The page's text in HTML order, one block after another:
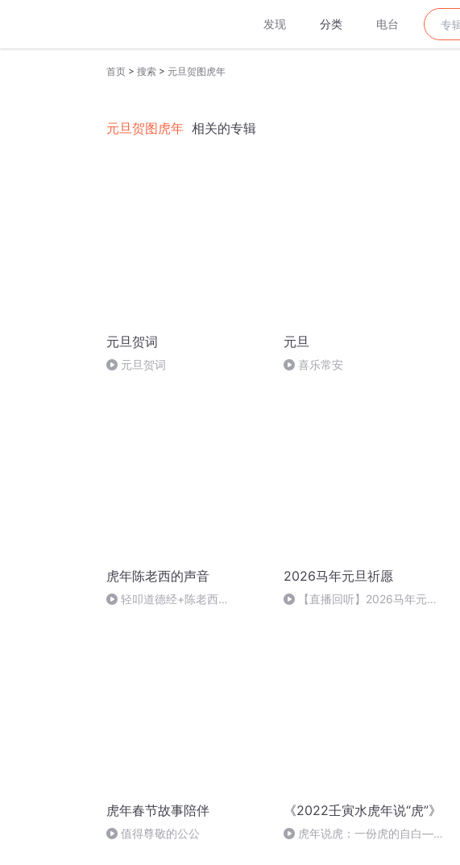
发现 分类 电台
首页 > 搜索 > 元旦贺图虎年
元旦贺图虎年 相关的专辑
元旦贺词
元旦贺词
元旦
喜乐常安
虎年陈老西的声音
轻叩道德经+陈老西
2026马年元旦祈愿
【直播回听】2026马年元旦
虎年春节故事陪伴
值得尊敬的公公
《2022壬寅水虎年说“虎”》
虎年说虎：一份虎的自白——